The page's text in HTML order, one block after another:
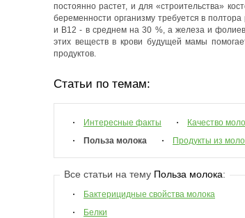
постоянно растет, и для «строительства»
беременности организму требуется в
и В12 - в среднем на 30 %, а железа и
этих веществ в крови будущей мамы
продуктов.
Статьи по темам:
Интересные факты Качество
Польза молока
Продукты из
Все статьи на тему Польза молока:
Бактерицидные свойства молока
Белки